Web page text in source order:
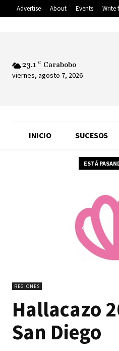
Advertise About Events Write
23.1 C Carabobo
viernes, agosto 7, 2026
INICIO SUCESOS
ESTÁ
REGIONES
Hallacazo
San Diego